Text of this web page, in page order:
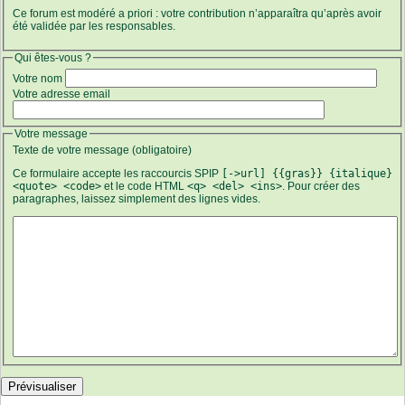
Ce forum est modéré a priori : votre contribution n’apparaîtra qu’après avoir
été validée par les responsables.
Qui êtes-vous ?
Votre nom
Votre adresse email
Votre message
Texte de votre message (obligatoire)
Ce formulaire accepte les raccourcis SPIP
[->url] {{gras}} {italique}
<quote> <code> et le code HTML <q> <del> <ins>. Pour créer des
paragraphes, laissez simplement des lignes vides.